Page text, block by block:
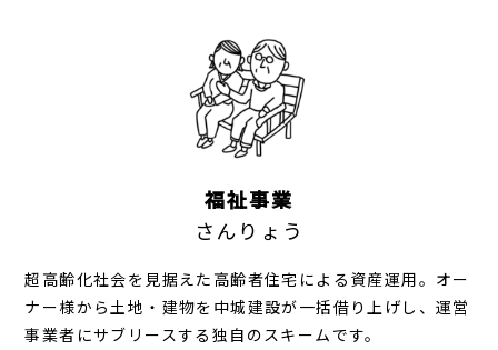
福祉事業
さんりょう
超高齢化社会を見据えた高齢者住宅による資産運用。オー
ナー様から土地・建物を中城建設が一括借り上げし、運営
事業者にサブリースする独自のスキームです。